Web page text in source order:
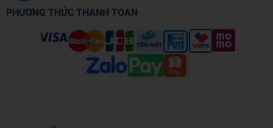
PHƯƠNG THỨC THANH TOÁN